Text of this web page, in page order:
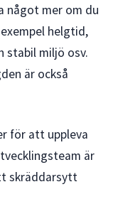
något mer om du
helgtid,
stabil miljö osv.
är också
för att uppleva
är
skräddarsytt